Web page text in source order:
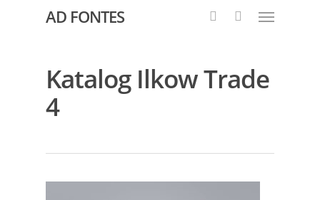
AD FONTES
Katalog Ilkow Trade
4